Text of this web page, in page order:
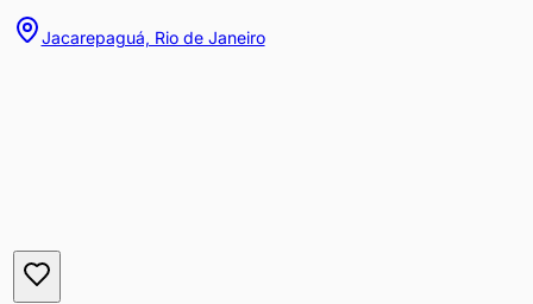
Jacarepaguá, Rio de Janeiro